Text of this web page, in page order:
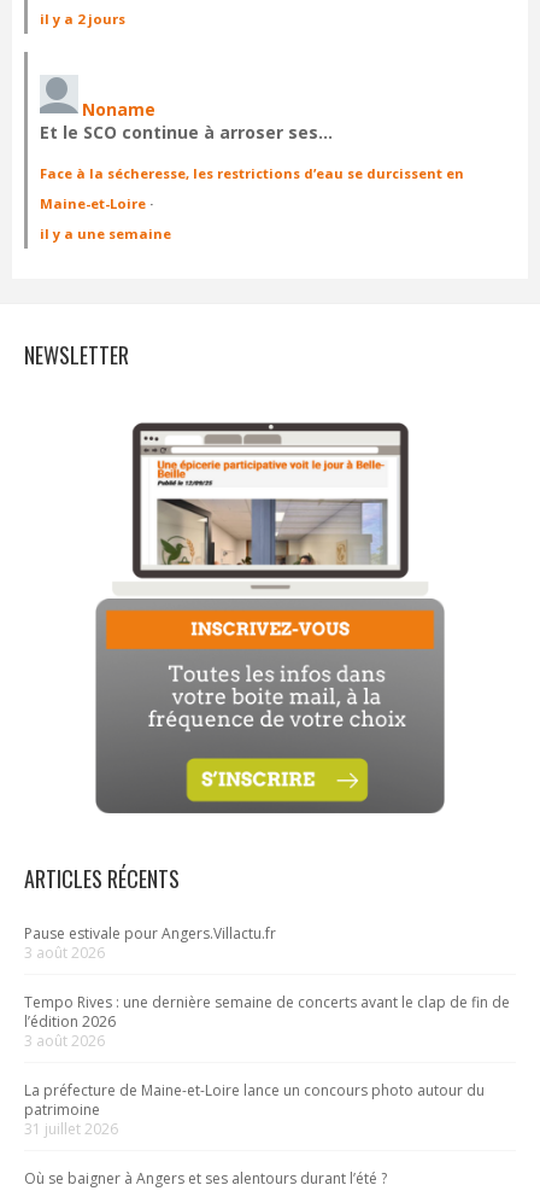
il y a 2 jours
Noname
Et le SCO continue à arroser ses…
Face à la sécheresse, les restrictions d’eau se durcissent en
Maine-et-Loire ·
il y a une semaine
NEWSLETTER
ARTICLES RÉCENTS
Pause estivale pour Angers.Villactu.fr
3 août 2026
Tempo Rives : une dernière semaine de concerts avant le clap de fin de
l’édition 2026
3 août 2026
La préfecture de Maine-et-Loire lance un concours photo autour du
patrimoine
31 juillet 2026
Où se baigner à Angers et ses alentours durant l’été ?